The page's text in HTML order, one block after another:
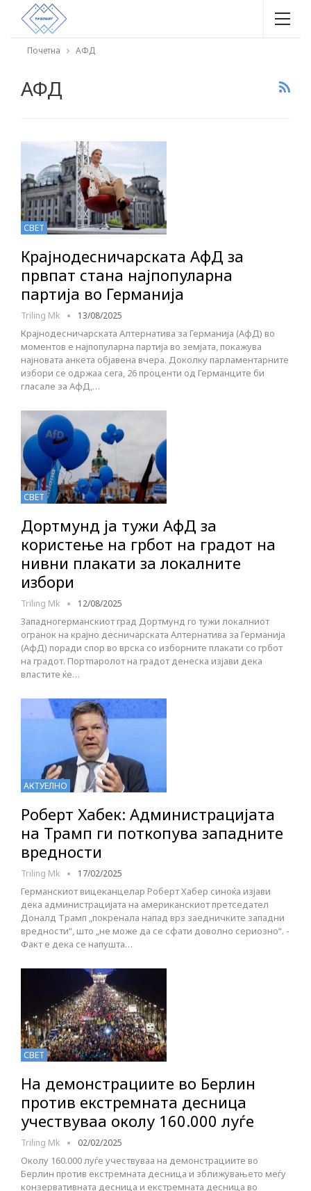
Почетна АФД
АФД
СВЕТ
Крајнодесничарската АфД за
првпат стана најпопуларна
партија во Германија
Triling Mk 13/08/2025
Крајнодесничарската Алтернатива за Германија (АфД) во
моментов е најпопуларна партија во земјата, покажува
најновата анкета објавена вчера. Доколку парламентарните
избори се одржаа сега, 26 проценти од Германците би
гласале за АфД,…
СВЕТ
Дортмунд ја тужи АфД за
користење на грбот на градот на
нивни плакати за локалните
избори
Triling Mk 12/08/2025
Западногерманскиот град Дортмунд го тужи локалниот
огранок на крајно десничарската Алтернатива за Германија
(АфД) поради спор во врска со изборните плакати со грбот
на градот. Портпаролот на градот денеска изјави дека
властите ќе…
АКТУЕЛНО
Роберт Хабек: Администрацијата
на Трамп ги поткопува западните
вредности
Triling Mk 17/02/2025
Германскиот вицеканцелар Роберт Хабер синоќа изјави
дека администрацијата на американскиот претседател
Доналд Трамп „покренала напад врз заедничките западни
вредности“, што „не може да се сфати доволно сериозно“. -
Факт е дека се напушта…
СВЕТ
На демонстрациите во Берлин
против екстремната десница
учествуваа околу 160.000 луѓе
Triling Mk 02/02/2025
Околу 160.000 луѓе учествуваа на демонстрациите во
Берлин против екстремната десница и зближувањето меѓу
конзервативната десница и екстремната десница во